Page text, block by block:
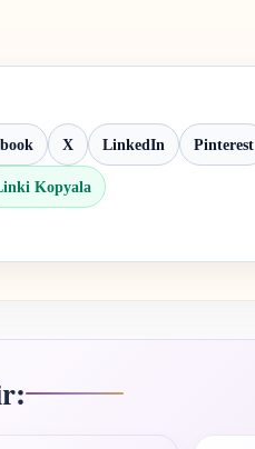
X LinkedIn Pinterest
Kopyala